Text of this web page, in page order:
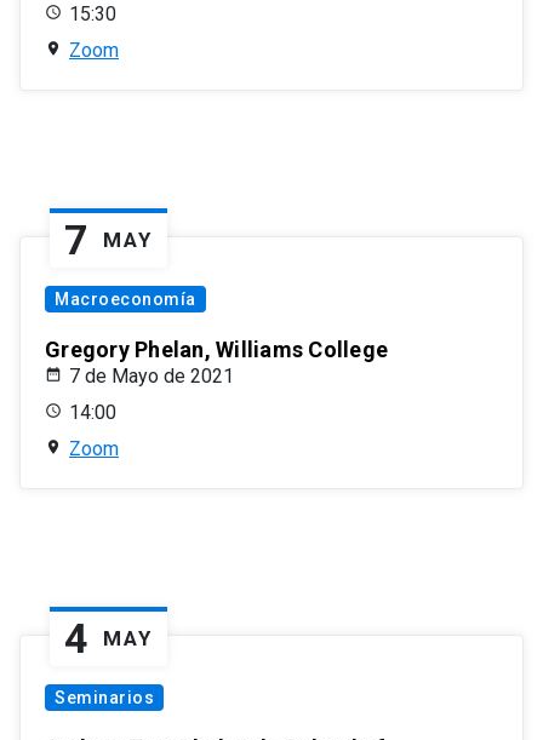
15:30
Zoom
7 MAY
Macroeconomía
Gregory Phelan, Williams College
7 de Mayo de 2021
14:00
Zoom
4 MAY
Seminarios